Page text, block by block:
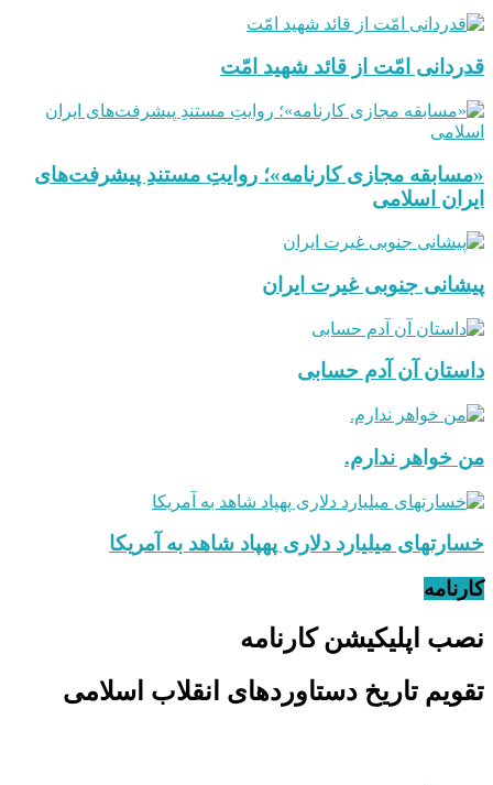
قدردانی امّت از قائد شهید امّت
«مسابقه مجازی کارنامه»؛ روایتِ مستندِ پیشرفت‌های
ایران اسلامی
پیشانی جنوبی غیرت ایران
داستان آن آدم حسابی
من خواهر ندارم.
خسارتهای میلیارد دلاری پهپاد شاهد به آمریکا
کارنامه
نصب اپلیکیشن کارنامه
تقویم تاریخ دستاوردهای انقلاب اسلامی